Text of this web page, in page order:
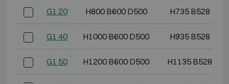
G1 20 H800 B600 D500 H735 B528
G1 40 H1000 B600 D500 H935 B528
G1 50 H1200 B600 D500 H1135 B528